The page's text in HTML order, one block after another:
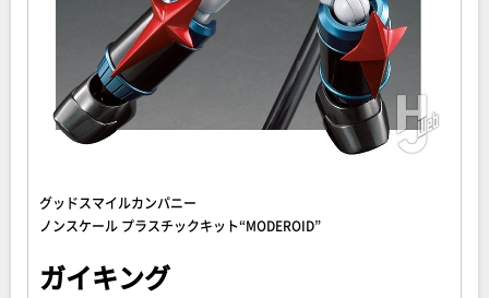
グッドスマイルカンパニー
ノンスケール プラスチックキット“MODEROID”
ガイキング